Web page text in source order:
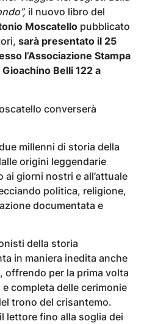
il nuovo libro del
Moscatello pubblicato
sarà presentato il 25
l’Associazione Stampa
Belli 122 a
converserà
millenni di storia della
origini leggendarie
ai giorni nostri e all’attuale
politica, religione,
documentata e
della storia
in maniera inedita anche
offrendo per la prima volta
completa delle cerimonie
trono del crisantemo.
lettore fino alla soglia dei